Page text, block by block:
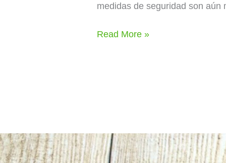
medidas de seguridad son
Read More »